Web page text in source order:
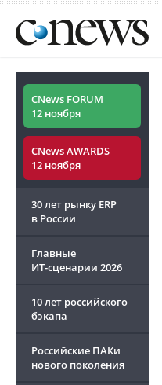
CNews FORUM
12 ноября
CNews AWARDS
12 ноября
30 лет рынку ERP
в России
Главные
ИТ-сценарии 2026
10 лет российского
бэкапа
Российские ПАКи
нового поколения